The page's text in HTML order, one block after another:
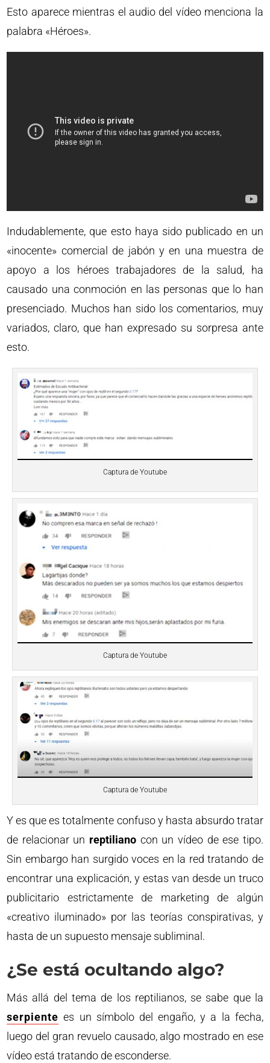
Esto aparece mientras el audio del vídeo menciona la
palabra «Héroes».
Indudablemente, que esto haya sido publicado en un
«inocente» comercial de jabón y en una muestra de
apoyo a los héroes trabajadores de la salud, ha
causado una conmoción en las personas que lo han
presenciado. Muchos han sido los comentarios, muy
variados, claro, que han expresado su sorpresa ante
esto.
Captura de Youtube
Captura de Youtube
Captura de Youtube
Y es que es totalmente confuso y hasta absurdo tratar
de relacionar un reptiliano con un vídeo de ese tipo.
Sin embargo han surgido voces en la red tratando de
encontrar una explicación, y estas van desde un truco
publicitario estrictamente de marketing de algún
«creativo iluminado» por las teorías conspirativas, y
hasta de un supuesto mensaje subliminal.
¿Se está ocultando algo?
Más allá del tema de los reptilianos, se sabe que la
serpiente es un símbolo del engaño, y a la fecha,
luego del gran revuelo causado, algo mostrado en ese
vídeo está tratando de esconderse.